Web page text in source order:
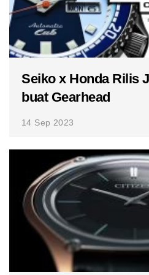
Seiko x Honda Rilis
buat Gearhead
14 Sep 2023